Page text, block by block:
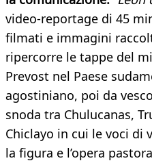
video-reportage di 45
filmati e immagini
ripercorre le tappe del
Prevost nel Paese
agostiniano, poi da
snoda tra Chulucanas,
Chiclayo in cui le voci di
la figura e l’opera